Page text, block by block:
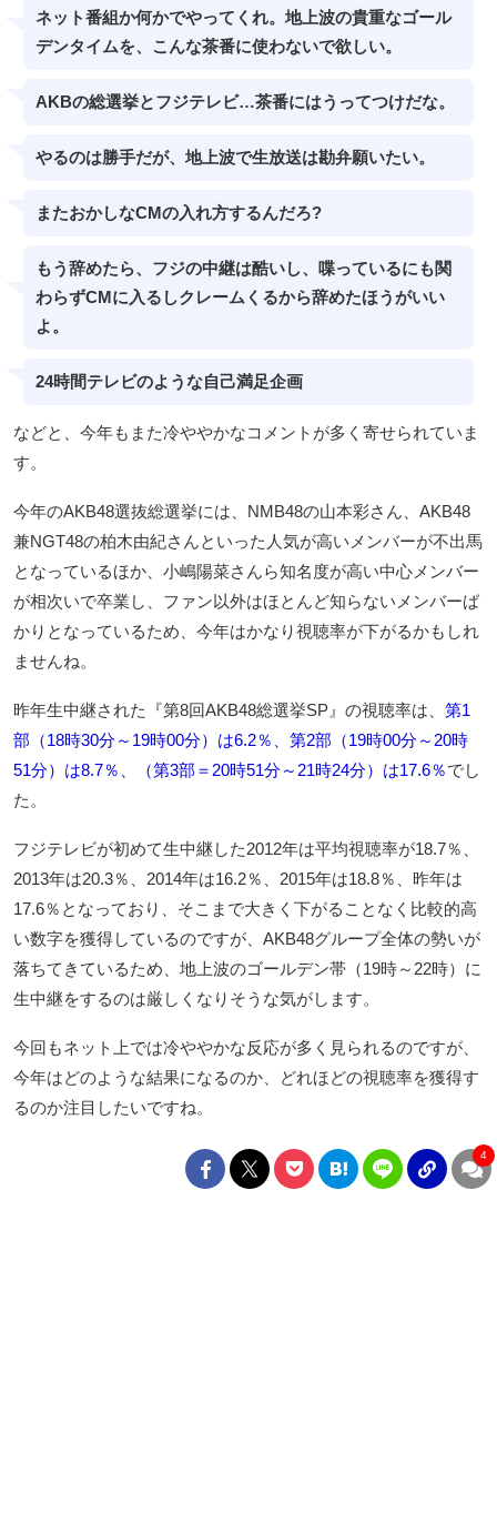
ネット番組か何かでやってくれ。地上波の貴重なゴール
デンタイムを、こんな茶番に使わないで欲しい。
AKBの総選挙とフジテレビ…茶番にはうってつけだな。
やるのは勝手だが、地上波で生放送は勘弁願いたい。
またおかしなCMの入れ方するんだろ?
もう辞めたら、フジの中継は酷いし、喋っているにも関
わらずCMに入るしクレームくるから辞めたほうがいい
よ。
24時間テレビのような自己満足企画
などと、今年もまた冷ややかなコメントが多く寄せられていま
す。
今年のAKB48選抜総選挙には、NMB48の山本彩さん、AKB48
兼NGT48の柏木由紀さんといった人気が高いメンバーが不出馬
となっているほか、小嶋陽菜さんら知名度が高い中心メンバー
が相次いで卒業し、ファン以外はほとんど知らないメンバーば
かりとなっているため、今年はかなり視聴率が下がるかもしれ
ませんね。
昨年生中継された『第8回AKB48総選挙SP』の視聴率は、 第1
部（18時30分～19時00分）は6.2％、第2部（19時00分～20時
51分）は8.7％、（第3部＝20時51分～21時24分）は17.6％でし
た。
フジテレビが初めて生中継した2012年は平均視聴率が18.7％、
2013年は20.3％、2014年は16.2％、2015年は18.8％、昨年は
17.6％となっており、そこまで大きく下がることなく比較的高
い数字を獲得しているのですが、AKB48グループ全体の勢いが
落ちてきているため、地上波のゴールデン帯（19時～22時）に
生中継をするのは厳しくなりそうな気がします。
今回もネット上では冷ややかな反応が多く見られるのですが、
今年はどのような結果になるのか、どれほどの視聴率を獲得す
るのか注目したいですね。
4